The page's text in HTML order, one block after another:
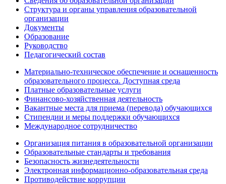
Структура и органы управления образовательной
организации
Документы
Образование
Руководство
Педагогический состав
Материально-техническое обеспечение и оснащенность
образовательного процесса. Доступная среда
Платные образовательные услуги
Финансово-хозяйственная деятельность
Вакантные места для приема (перевода) обучающихся
Стипендии и меры поддержки обучающихся
Международное сотрудничество
Организация питания в образовательной организации
Образовательные стандарты и требования
Безопасность жизнедеятельности
Электронная информационно-образовательная среда
Противодействие коррупции